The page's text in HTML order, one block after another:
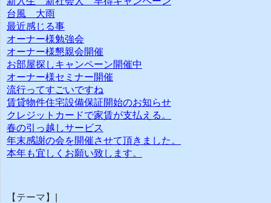
台風 大雨
最近感じる事
オーナー様勉強会
オーナー様懇親会開催
お部屋探しキャンペーン開催中
オーナー様セミナー開催
流行ってすごいですね
賃貸物件住宅設備保証開始のお知らせ
クレジットカードで家賃が支払える。
春の引っ越しサービス
年末感謝の会を開催させて頂きました。
本年も宜しくお願い致します。
【テーマ】|